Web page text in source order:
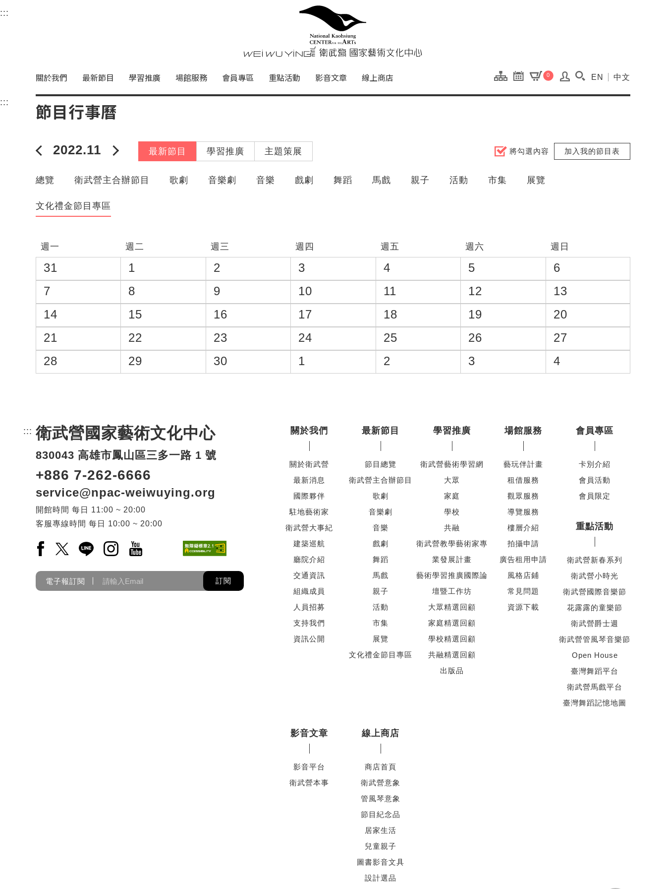
衛武營國家藝術文化中心
中央內容區塊，為本頁主要內容區。
::: 衛武營國家藝術文化中心 National
關於我們 最新節目 學習推廣 場館服務 會員專區 重點活動 影音文章 線上商店 0 搜尋(開啟搜尋視窗)
EN 中文
::: 中央內容區塊，為本頁主要內容區。
節目行事曆
2022年10月
2022.11 2022年12月
最新節目 學習推廣 主題策展
總覽 衛武營主合辦節目 歌劇 音樂劇 音樂 戲劇 舞蹈 馬戲 親子 活動 市集 展覽
文化禮金節目專區
將勾選內容 加入我的節目表
週一 週二 週三 週四 週五 週六 週日
31 1 2 3 4 5
6
7
8 9 10 11 12
13
14
15 16 17 18 19
20
21
22 23 24 25 26
27
28
29 30 1 2 3 4
::: 頁尾網站資訊。
衛武營國家藝術文化中心
830043 高雄市鳳山區三多一路 1 號
+886 7-262-6666
service@npac-weiwuying.org
開館時間 每日
11:00 ~ 20:00
客服專線時間 每日 10:00 ~ 20:00
Facebook(另開新視窗)
X(另開新視窗)
LINE(另開新視窗)
Instagram(另開新視窗)
YouTube(另開新視窗)
電子報訂閱 訂閱
關於我們
關於衛武營
最新消息
國際夥伴
駐地藝術家
衛武營大事紀
建築巡航
廳院介紹
交通資訊
組織成員
人員招募
支持我們
資訊公開
最新節目
節目總覽
衛武營主合辦節目
歌劇
音樂劇
音樂
戲劇
舞蹈
馬戲
親子
活動
市集
展覽
文化禮金節目專區
學習推廣
衛武營藝術學習網
大眾
家庭
學校
共融
衛武營教學藝術家專
業發展計畫
藝術學習推廣國際論
壇暨工作坊
大眾精選回顧
家庭精選回顧
學校精選回顧
共融精選回顧
出版品
場館服務
藝玩伴計畫
租借服務
觀眾服務
導覽服務
樓層介紹
拍攝申請
廣告租用申請
風格店鋪
常見問題
資源下載
會員專區
卡別介紹
會員活動
會員限定
重點活動
衛武營新春系列
衛武營小時光
衛武營國際音樂節
花露露的童樂節
衛武營爵士週
衛武營管風琴音樂節
Open House
臺灣舞蹈平台
衛武營馬戲平台
臺灣舞蹈記憶地圖
影音文章
影音平台
衛武營本事
線上商店
商店首頁
衛武營意象
管風琴意象
節目紀念品
居家生活
兒童親子
圖書影音文具
設計選品